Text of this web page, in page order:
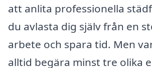
att anlita professionella
du avlasta dig själv från en
arbete och spara tid. Men
alltid begära minst tre olika